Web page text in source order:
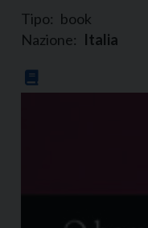
Tipo: book
Nazione: Italia